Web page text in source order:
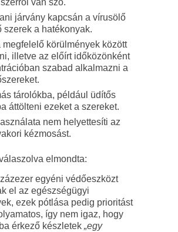
van szó.
járvány kapcsán a vírusölő
szerek a hatékonyak.
megfelelő körülmények között
illetve az előírt időközönként
szabad alkalmazni a
tárolókba, például üdítős
áttölteni ezeket a szereket.
nem helyettesíti az
kézmosást.
elmondta:
egyéni védőeszközt
el az egészségügyi
ezek pótlása pedig prioritást
így nem igaz, hogy
érkező készletek „egy